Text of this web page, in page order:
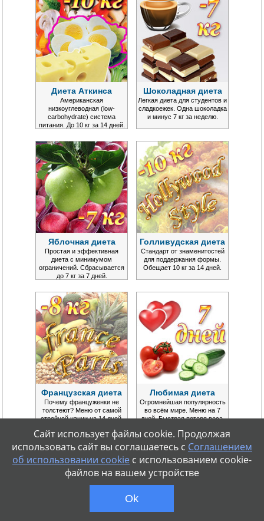
Диета Аткинса
Американская
низкоуглеводная (low-
carbohydrate) система
питания. До 10 кг за 14 дней.
Шоколадная диета
Легкая диета для студентов и
сладкоежек. Одна шоколадка
и минус 7 кг за неделю.
Яблочная диета
Простая и эффективная
диета с минимумом
ограничений. Сбрасывается
до 7 кг за 7 дней.
Голливудская диета
Стандарт от знаменитостей
для поддержания формы.
Обещает 10 кг за 14 дней.
Французская диета
Почему француженки не
толстеют? Меню от самой
стройной нации на 14 дней.
Любимая диета
Огромнейшая популярность
во всём мире. Меню на 7
дней. Быстрая потеря веса.
Сайт использует файлы cookie. Продолжая
использовать сайт вы соглашаетесь с Соглашением
об использовании cookieс использованием cookie-
файлов на вашем устройстве
Ok